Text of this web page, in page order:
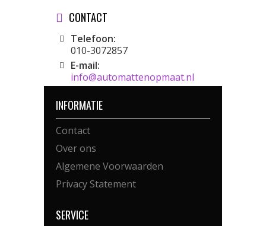
CONTACT
Telefoon:
010-3072857
E-mail:
info@automattenopmaat.nl
INFORMATIE
Contact
Over ons
Algemene Voorwaarden
Privacy Statement
SERVICE